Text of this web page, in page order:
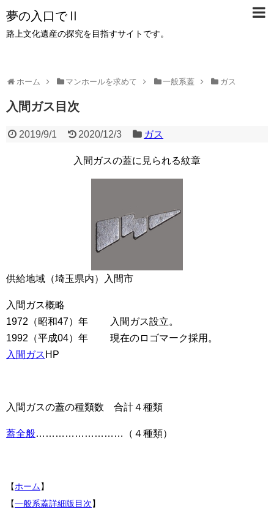
夢の入口でⅡ
路上文化遺産の探究を目指すサイトです。
ホーム マンホールを求めて 一般系蓋 ガス
入間ガス目次
2019/9/1 2020/12/3 ガス
入間ガスの蓋に見られる紋章
供給地域（埼玉県内）入間市
入間ガス概略
1972（昭和47）年 入間ガス設立。
1992（平成04）年 現在のロゴマーク採用。
入間ガス HP
入間ガスの蓋の種類数 合計４種類
蓋全般………………………（４種類）
【ホーム】
【一般系蓋詳細版目次】